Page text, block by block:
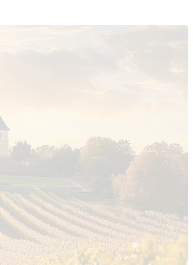
die tief im
Bedingungen
Nachtluft
Fundament für
Der
rund 80 Prozent,
sorgt für sinnliche,
aber auch
Nicolas,